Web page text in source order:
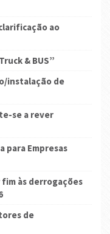
ao
& BUS”
instalação de
se a rever
para Empresas
às derrogações
de